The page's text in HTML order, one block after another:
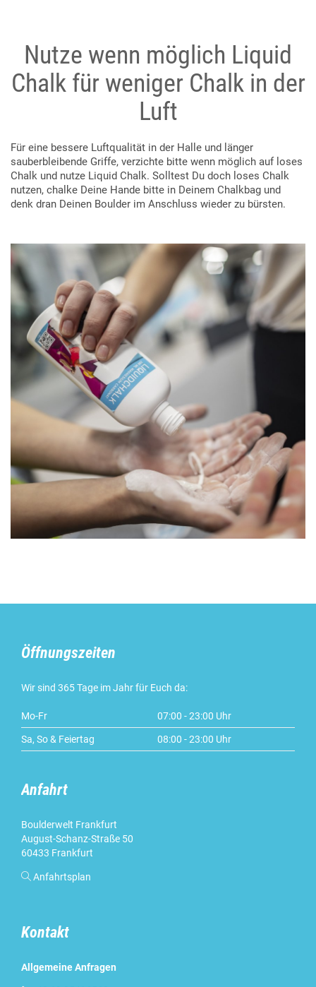
Nutze wenn möglich Liquid
Chalk für weniger Chalk in der
Luft
Für eine bessere Luftqualität in der Halle und länger
sauberbleibende Griffe, verzichte bitte wenn möglich auf loses
Chalk und nutze Liquid Chalk. Solltest Du doch loses Chalk
nutzen, chalke Deine Hande bitte in Deinem Chalkbag und
denk dran Deinen Boulder im Anschluss wieder zu bürsten.
Öffnungszeiten
Wir sind 365 Tage im Jahr für Euch da:
Mo-Fr 07:00 - 23:00 Uhr
Sa, So & Feiertag 08:00 - 23:00 Uhr
Anfahrt
Boulderwelt Frankfurt
August-Schanz-Straße 50
60433 Frankfurt
 Anfahrtsplan
Kontakt
Allgemeine Anfragen